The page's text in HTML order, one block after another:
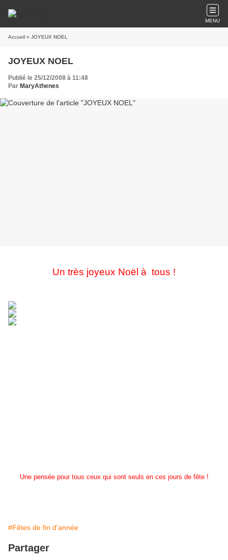
MENU
Accueil » JOYEUX NOEL
JOYEUX NOEL
Publié le 25/12/2008 à 11:48
Par MaryAthenes
Un très joyeux Noël à tous !
Une pensée pour tous ceux qui sont seuls en ces jours de fête !
#Fêtes de fin d'année
Partager